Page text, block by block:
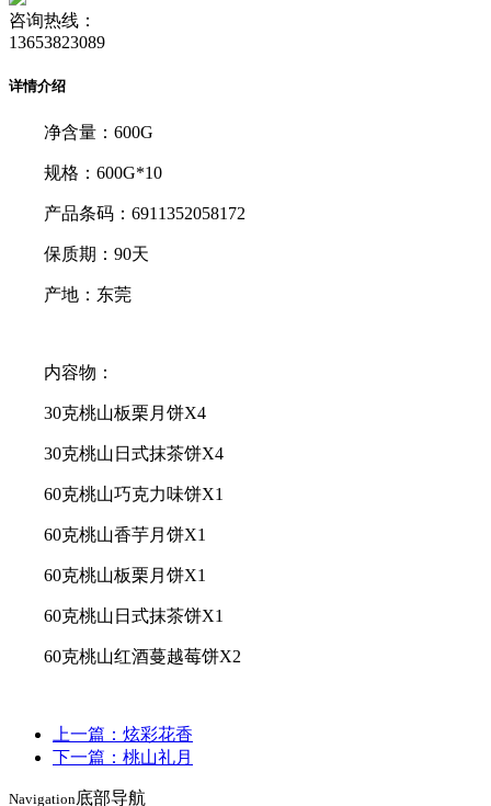
咨询热线：
13653823089
详情介绍
净含量：600G
规格：600G*10
产品条码：6911352058172
保质期：90天
产地：东莞
内容物：
30克桃山板栗月饼X4
30克桃山日式抹茶饼X4
60克桃山巧克力味饼X1
60克桃山香芋月饼X1
60克桃山板栗月饼X1
60克桃山日式抹茶饼X1
60克桃山红酒蔓越莓饼X2
上一篇：炫彩花香
下一篇：桃山礼月
Navigation 底部导航